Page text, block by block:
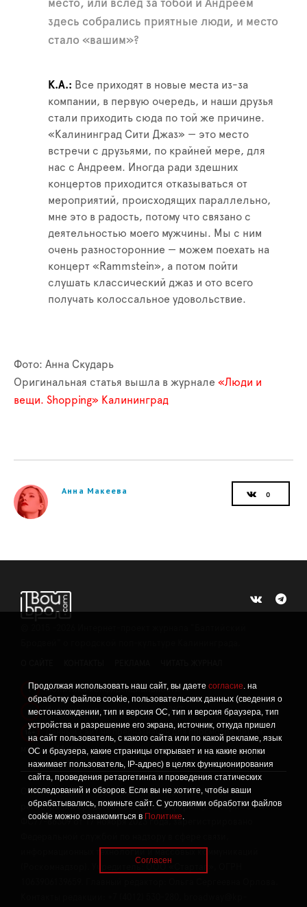
Продолжая использовать наш сайт, вы даете согласие. на
обработку файлов cookie, пользовательских данных (сведения о
местонахождении, тип и версия ОС, тип и версия браузера, тип
устройства и разрешение его экрана, источник, откуда пришел
на сайт пользователь, с какого сайта или по какой рекламе, язык
ОС и браузера, какие страницы открывает и на какие кнопки
нажимает пользователь, IP-адрес) в целях функционирования
сайта, проведения ретаргетинга и проведения статических
исследований и обзоров. Если вы не хотите, чтобы ваши
обрабатывались, покиньте сайт. С условиями обработки файлов
cookie можно ознакомиться в Политике.
Согласен
место, или вслед за тобой и Андреем
здесь собрались приятные люди, и место
стало «вашим»?
К.А.
Все приходят в новые места из-за
компании, в первую очередь, и наши друзья
стали приходить сюда по той же причине.
«Калининград Сити Джаз» — это место
встречи с друзьями, по крайней мере, для
нас с Андреем. Иногда ради здешних
концертов приходится отказываться от
мероприятий, происходящих параллельно,
мне это в радость, потому что связано с
деятельностью моего мужчины. Мы с ним
очень разносторонние — можем поехать на
концерт «Rammstein», а потом пойти
слушать классический джаз и ото всего
получать колоссальное удовольствие.
Фото: Анна Скударь
Оригинальная статья вышла в журнале «Люди и
вещи. Shopping» Калининград
Анна Макеева
! Политика конфиденциальности
! Информация о проведении СОУТ
Данный сайт не предназначен для просмотра лицам
младше 16 лет.
Сетевое издание «Твой Бро», реестровая запись о
регистрации средства массовой информации: серия Эл №
ФС77-86309 от 17 ноября 2023 года, зарегистрировано